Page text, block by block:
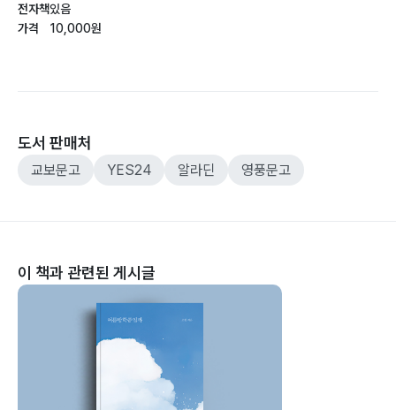
전자책
가격
있음
10,000원
도서 판매처
교보문고 YES24 알라딘 영풍문고
이 책과 관련된 게시글